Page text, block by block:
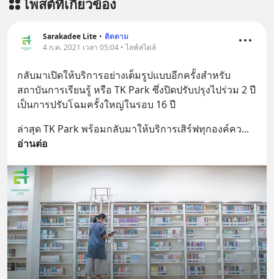
โพสต์ที่เกี่ยวข้อง
Sarakadee Lite • ติดตาม
4 ก.ค. 2021 เวลา 05:04 • ไลฟ์สไตล์
กลับมาเปิดให้บริการอย่างเต็มรูปแบบอีกครั้งสำหรับ
สถาบันการเรียนรู้ หรือ TK Park ซึ่งปิดปรับปรุงไปร่วม 2 ปี
เป็นการปรับโฉมครั้งใหญ่ในรอบ 16 ปี
ล่าสุด TK Park พร้อมกลับมาให้บริการเสิร์ฟทุกองค์คว
อ่านต่อ